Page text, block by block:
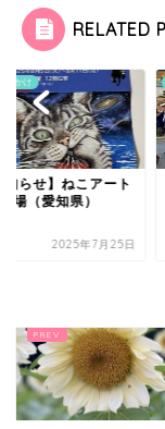
RELATED
出かけ
知らせ】ねこアート
場（愛知県）
2025年7月25日